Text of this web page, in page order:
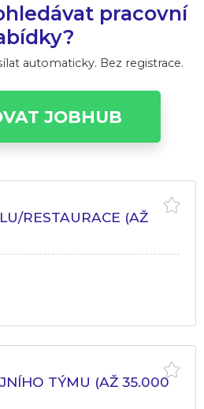
pracovní
automaticky. Bez registrace.
JOBHUB
RESTAURACE (AŽ
TÝMU (AŽ 35.000